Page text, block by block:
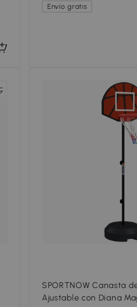
Envío gratis
SPORTNOW Canasta
Ajustable con Diana